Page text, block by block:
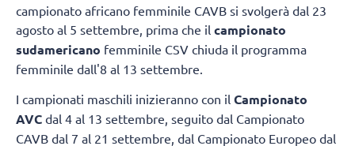
campionato africano femminile CAVB si svolgerà dal 23
agosto al 5 settembre, prima che il campionato
sudamericano femminile CSV chiuda il programma
femminile dall'8 al 13 settembre.
I campionati maschili inizieranno con il Campionato
AVC dal 4 al 13 settembre, seguito dal Campionato
CAVB dal 7 al 21 settembre, dal Campionato Europeo dal